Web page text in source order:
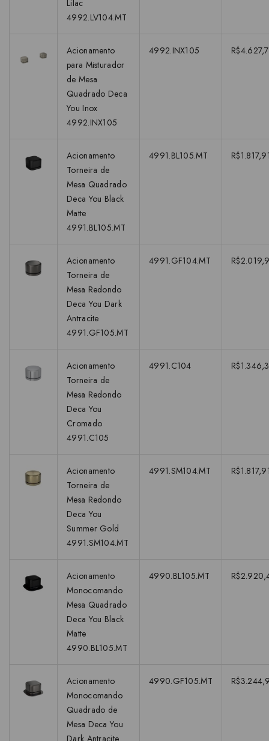
Lilac
4992.LV104.MT
Acionamento
para Misturador
de Mesa
Quadrado Deca
You Inox
4992.INX105
4992.INX105
Acionamento
Torneira de
Mesa Quadrado
Deca You Black
Matte
4991.BL105.MT
4991.BL105.MT
Acionamento
Torneira de
Mesa Redondo
Deca You Dark
Antracite
4991.GF105.MT
4991.GF104.MT
Acionamento
Torneira de
Mesa Redondo
Deca You
Cromado
4991.C105
4991.C104
Acionamento
Torneira de
Mesa Redondo
Deca You
Summer Gold
4991.SM104.MT
4991.SM104.MT
Acionamento
Monocomando
Mesa Quadrado
Deca You Black
Matte
4990.BL105.MT
4990.BL105.MT
Acionamento
Monocomando
Quadrado de
Mesa Deca You
Dark Antracite
4990.GF105.MT